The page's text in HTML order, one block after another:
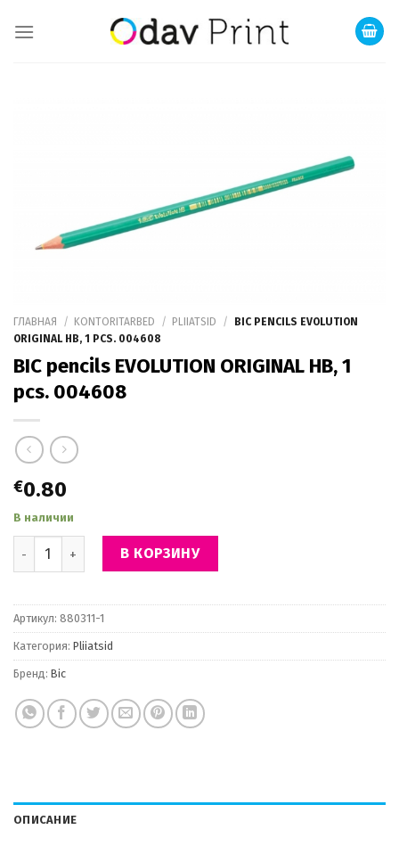
ГЛАВНАЯ / KONTORITARBED / PLIIATSID /
BIC PENCILS EVOLUTION
ORIGINAL HB, 1 PCS. 004608
BIC pencils EVOLUTION ORIGINAL HB, 1
pcs. 004608
€0.80
В наличии
Количество BIC pencils EVOLUTION ORIGINAL HB, 1 pcs. 004608
В КОРЗИНУ
Артикул: 880311-1
Категория: Pliiatsid
Бренд: Bic
ОПИСАНИЕ